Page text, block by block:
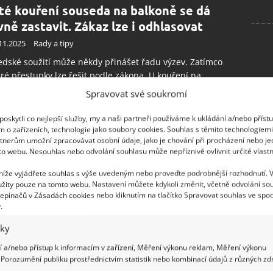
Spravovat své soukromí
co nejlepší služby, my a naši partneři používáme k ukládání a/nebo
o zařízeních, technologie jako soubory cookies. Souhlas s těmito
umožní zpracovávat osobní údaje, jako je chování při procházení nebo
webu. Nesouhlas nebo odvolání souhlasu může nepříznivě ovlivnit určité
vyjádřete souhlas s výše uvedeným nebo proveďte podrobnější rozhodnutí.
pouze na tomto webu. Nastavení můžete kdykoli změnit, včetně odvolání
v Zásadách cookies nebo kliknutím na tlačítko Spravovat souhlas ve
a/nebo přístup k informacím v zařízení, Měření výkonu reklam, Měření výkonu
publiku prostřednictvím statistik nebo kombinací údajů z různých
kouření souseda na balkoně se dá
zastavit. Zákaz lze i odhlasovat
Rady a tipy
soužití může někdy přinášet řadu výzev. Zatímco
přestupky lze řešit podle zákona. U kouření na
není právní výklad zcela jednoznačný.
většina Čechů netuší o těchto
předpisech ohledně grilování na
Rady a tipy
v paneláku by se měli sousedé pokud možno
Tam, kde se na tom domluví, musí dodržovat
předpisy a být ohleduplní. Jarní a letní večery
vybízejí k odpočinku na zahradách, terasách nebo